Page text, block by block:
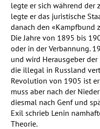
legte er sich während der
legte er das juristische
danach den «Kampfbund
Die Jahre von 1895 bis
oder in der Verbannung.
und wird Herausgeber
die illegal in Russland
Revolution von 1905 ist
muss aber nach der
diesmal nach Genf und
Exil schrieb Lenin
Theorie.